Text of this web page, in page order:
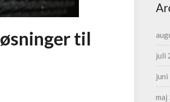
til
juli
juni
maj